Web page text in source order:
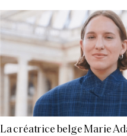
La créatrice belge Marie